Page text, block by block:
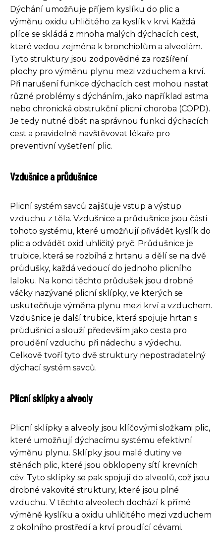
Dýchání umožňuje příjem kyslíku do plic a
výměnu oxidu uhličitého za kyslík v krvi. Každá
plíce se skládá z mnoha malých dýchacích cest,
které vedou zejména k bronchiolům a alveolám.
Tyto struktury jsou zodpovědné za rozšíření
plochy pro výměnu plynu mezi vzduchem a krví.
Při narušení funkce dýchacích cest mohou nastat
různé problémy s dýcháním, jako například astma
nebo chronická obstrukční plicní choroba (COPD).
Je tedy nutné dbát na správnou funkci dýchacích
cest a pravidelně navštěvovat lékaře pro
preventivní vyšetření plic.
Vzdušnice a průdušnice
Plicní systém savců zajišťuje vstup a výstup
vzduchu z těla. Vzdušnice a průdušnice jsou části
tohoto systému, které umožňují přivádět kyslík do
plic a odvádět oxid uhličitý pryč. Průdušnice je
trubice, která se rozbíhá z hrtanu a dělí se na dvě
průdušky, každá vedoucí do jednoho plicního
laloku. Na konci těchto průdušek jsou drobné
váčky nazývané plicní sklípky, ve kterých se
uskutečňuje výměna plynu mezi krví a vzduchem.
Vzdušnice je další trubice, která spojuje hrtan s
průdušnicí a slouží především jako cesta pro
proudění vzduchu při nádechu a výdechu.
Celkově tvoří tyto dvě struktury nepostradatelný
dýchací systém savců.
Plicní sklípky a alveoly
Plicní sklípky a alveoly jsou klíčovými složkami plic,
které umožňují dýchacímu systému efektivní
výměnu plynu. Sklípky jsou malé dutiny ve
stěnách plic, které jsou obklopeny sítí krevních
cév. Tyto sklípky se pak spojují do alveolů, což jsou
drobné vakovité struktury, které jsou plné
vzduchu. V těchto alveolech dochází k přímé
výměně kyslíku a oxidu uhličitého mezi vzduchem
z okolního prostředí a krví proudící cévami.